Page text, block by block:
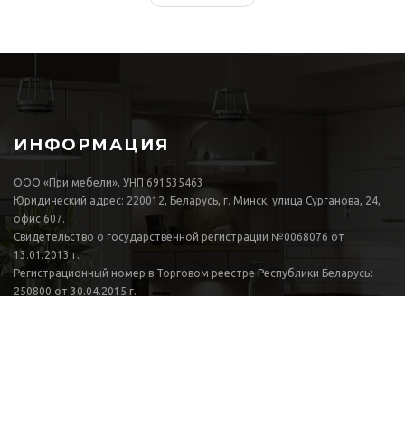
ИНФОРМАЦИЯ
ООО «При мебели», УНП 691535463
Юридический адрес: 220012, Беларусь, г. Минск, улица Сурганова, 24,
офис 607.
Свидетельство о государственной регистрации №0068076 от
13.01.2013 г.
Регистрационный номер в Торговом реестре Республики Беларусь:
250800 от 30.04.2015 г.